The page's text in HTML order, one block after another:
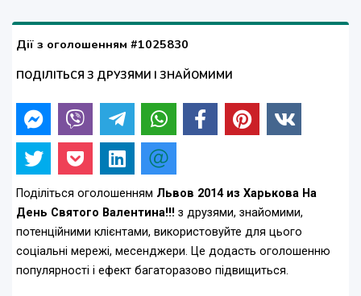
Дії з оголошенням #1025830
ПОДІЛІТЬСЯ З ДРУЗЯМИ І ЗНАЙОМИМИ
Поділіться оголошенням Львов 2014 из Харькова На
День Святого Валентина!!! з друзями, знайомими,
потенційними клієнтами, використовуйте для цього
соціальні мережі, месенджери. Це додасть оголошенню
популярності і ефект багаторазово підвищиться.